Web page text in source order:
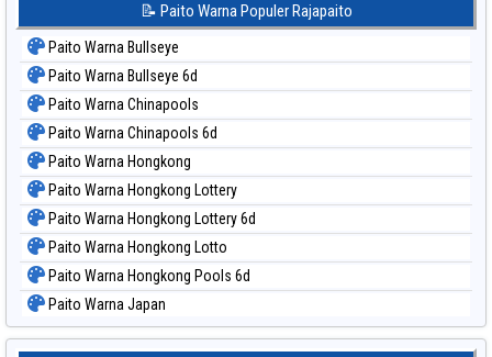
📝 Paito Warna Populer Rajapaito
Paito Warna Bullseye
Paito Warna Bullseye 6d
Paito Warna Chinapools
Paito Warna Chinapools 6d
Paito Warna Hongkong
Paito Warna Hongkong Lottery
Paito Warna Hongkong Lottery 6d
Paito Warna Hongkong Lotto
Paito Warna Hongkong Pools 6d
Paito Warna Japan
Paito Warna Japan 6d